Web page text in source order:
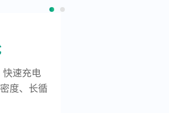
快速充电
度、长循